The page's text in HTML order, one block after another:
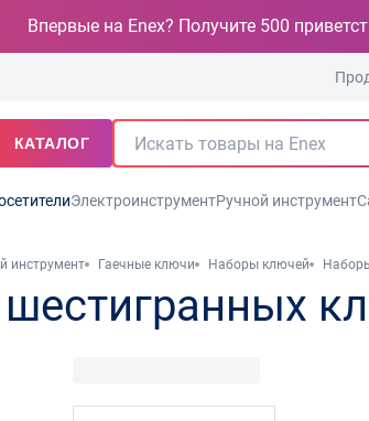
Впервые на Enex? Получите 500
КАТАЛОГ
ЭлектроинструментРучной инструмент
инструмент Гаечные ключи Наборы ключей